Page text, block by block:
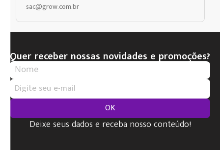
sac@grow.com.br
Quer receber nossas novidades e promoções?
OK
Deixe seus dados e receba nosso conteúdo!